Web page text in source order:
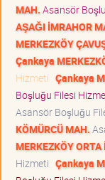
MAH. Asansör
AŞAĞI İMRAHOR
MERKEZKÖY
Çankaya
Hizmeti Çankaya
Boşluğu Filesi
Asansör Boşluğu
KÖMÜRCÜ MAH.
MERKEZKÖY
Hizmeti Çankaya